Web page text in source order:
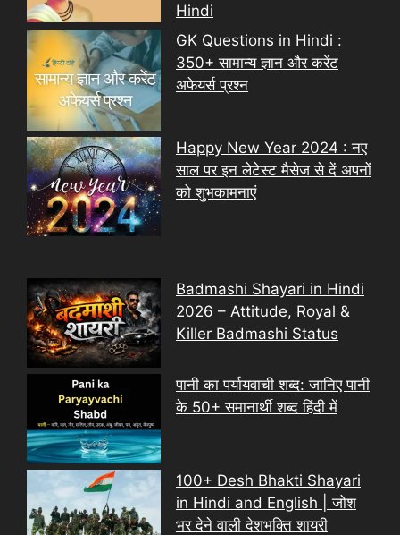
Hindi
GK Questions in Hindi :
350+ सामान्य ज्ञान और करेंट
अफेयर्स प्रश्न
Happy New Year 2024 : नए
साल पर इन लेटेस्ट मैसेज से दें अपनों
को शुभकामनाएं
Badmashi Shayari in Hindi
2026 – Attitude, Royal &
Killer Badmashi Status
पानी का पर्यायवाची शब्द: जानिए पानी
के 50+ समानार्थी शब्द हिंदी में
100+ Desh Bhakti Shayari
in Hindi and English | जोश
भर देने वाली देशभक्ति शायरी